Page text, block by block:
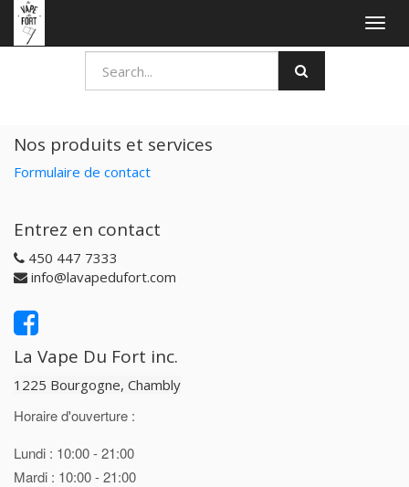
Nos produits et services
Formulaire de contact
Entrez en contact
450 447 7333
info@lavapedufort.com
La Vape Du Fort inc.
1225 Bourgogne, Chambly
Horaire d'ouverture :
Lundi : 10:00 - 21:00
Mardi : 10:00 - 21:00